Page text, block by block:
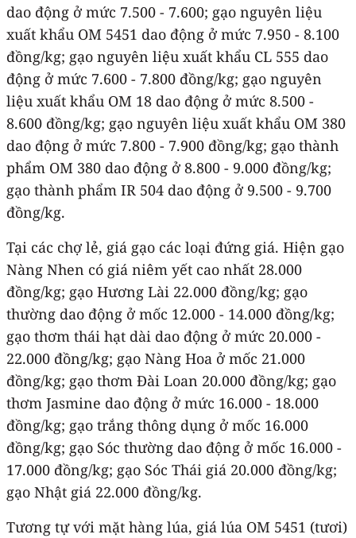
dao động ở mức 7.500 - 7.600; gạo nguyên liệu
xuất khẩu OM 5451 dao động ở mức 7.950 - 8.100
đồng/kg; gạo nguyên liệu xuất khẩu CL 555 dao
động ở mức 7.600 - 7.800 đồng/kg; gạo nguyên
liệu xuất khẩu OM 18 dao động ở mức 8.500 -
8.600 đồng/kg; gạo nguyên liệu xuất khẩu OM 380
dao động ở mức 7.800 - 7.900 đồng/kg; gạo thành
phẩm OM 380 dao động ở 8.800 - 9.000 đồng/kg;
gạo thành phẩm IR 504 dao động ở 9.500 - 9.700
đồng/kg.
Tại các chợ lẻ, giá gạo các loại đứng giá. Hiện gạo
Nàng Nhen có giá niêm yết cao nhất 28.000
đồng/kg; gạo Hương Lài 22.000 đồng/kg; gạo
thường dao động ở mốc 12.000 - 14.000 đồng/kg;
gạo thơm thái hạt dài dao động ở mức 20.000 -
22.000 đồng/kg; gạo Nàng Hoa ở mốc 21.000
đồng/kg; gạo thơm Đài Loan 20.000 đồng/kg; gạo
thơm Jasmine dao động ở mức 16.000 - 18.000
đồng/kg; gạo trắng thông dụng ở mốc 16.000
đồng/kg; gạo Sóc thường dao động ở mốc 16.000 -
17.000 đồng/kg; gạo Sóc Thái giá 20.000 đồng/kg;
gạo Nhật giá 22.000 đồng/kg.
Tương tự với mặt hàng lúa, giá lúa OM 5451 (tươi)